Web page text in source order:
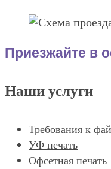
Приезжайте в
Наши услуги
Требования к
УФ печать
Офсетная печать